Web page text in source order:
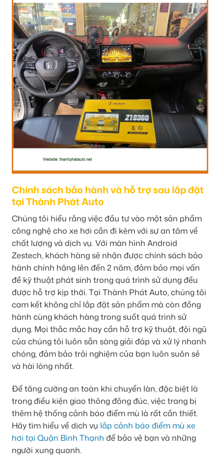
Chính sách bảo hành và hỗ trợ sau lắp đặt
tại Thành Phát Auto
Chúng tôi hiểu rằng việc đầu tư vào một sản phẩm
công nghệ cho xe hơi cần đi kèm với sự an tâm về
chất lượng và dịch vụ. Với màn hình Android
Zestech, khách hàng sẽ nhận được chính sách bảo
hành chính hãng lên đến 2 năm, đảm bảo mọi vấn
đề kỹ thuật phát sinh trong quá trình sử dụng đều
được hỗ trợ kịp thời. Tại Thành Phát Auto, chúng tôi
cam kết không chỉ lắp đặt sản phẩm mà còn đồng
hành cùng khách hàng trong suốt quá trình sử
dụng. Mọi thắc mắc hay cần hỗ trợ kỹ thuật, đội ngũ
của chúng tôi luôn sẵn sàng giải đáp và xử lý nhanh
chóng, đảm bảo trải nghiệm của bạn luôn suôn sẻ
và hài lòng nhất.
Để tăng cường an toàn khi chuyển làn, đặc biệt là
trong điều kiện giao thông đông đúc, việc trang bị
thêm hệ thống cảnh báo điểm mù là rất cần thiết.
Hãy tìm hiểu về dịch vụ lắp cảnh báo điểm mù xe
hơi tại Quận Bình Thạnh để bảo vệ bạn và những
người xung quanh.